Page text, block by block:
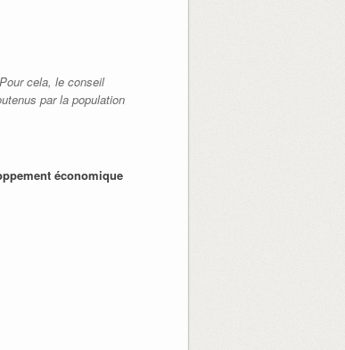
cela, le conseil
par la population
économique